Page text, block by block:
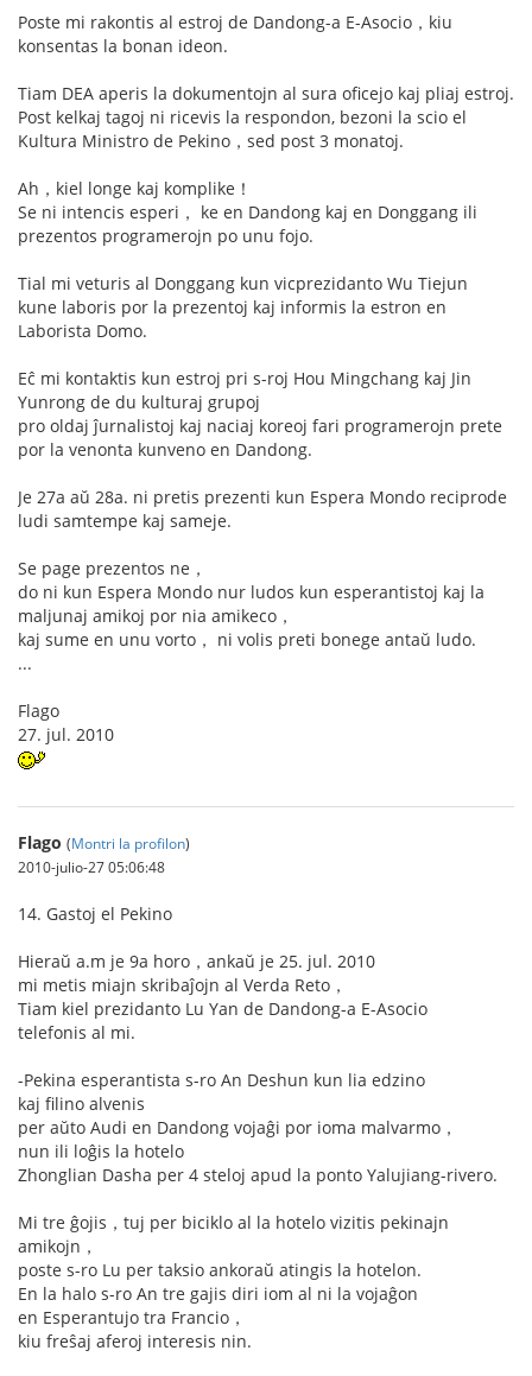
Poste mi rakontis al estroj de Dandong-a E-Asocio，kiu
konsentas la bonan ideon.
Tiam DEA aperis la dokumentojn al sura oficejo kaj pliaj estroj.
Post kelkaj tagoj ni ricevis la respondon, bezoni la scio el
Kultura Ministro de Pekino，sed post 3 monatoj.
Ah，kiel longe kaj komplike！
Se ni intencis esperi， ke en Dandong kaj en Donggang ili
prezentos programerojn po unu fojo.
Tial mi veturis al Donggang kun vicprezidanto Wu Tiejun
kune laboris por la prezentoj kaj informis la estron en
Laborista Domo.
Eĉ mi kontaktis kun estroj pri s-roj Hou Mingchang kaj Jin
Yunrong de du kulturaj grupoj
pro oldaj ĵurnalistoj kaj naciaj koreoj fari programerojn prete
por la venonta kunveno en Dandong.
Je 27a aŭ 28a. ni pretis prezenti kun Espera Mondo reciprode
ludi samtempe kaj sameje.
Se page prezentos ne，
do ni kun Espera Mondo nur ludos kun esperantistoj kaj la
maljunaj amikoj por nia amikeco，
kaj sume en unu vorto， ni volis preti bonege antaŭ ludo.
...
Flago
27. jul. 2010
Flago (Montri la profilon)
2010-julio-27 05:06:48
14. Gastoj el Pekino
Hieraŭ a.m je 9a horo，ankaŭ je 25. jul. 2010
mi metis miajn skribaĵojn al Verda Reto，
Tiam kiel prezidanto Lu Yan de Dandong-a E-Asocio
telefonis al mi.
-Pekina esperantista s-ro An Deshun kun lia edzino
kaj filino alvenis
per aŭto Audi en Dandong vojaĝi por ioma malvarmo，
nun ili loĝis la hotelo
Zhonglian Dasha per 4 steloj apud la ponto Yalujiang-rivero.
Mi tre ĝojis，tuj per biciklo al la hotelo vizitis pekinajn
amikojn，
poste s-ro Lu per taksio ankoraŭ atingis la hotelon.
En la halo s-ro An tre gajis diri iom al ni la vojaĝon
en Esperantujo tra Francio，
kiu freŝaj aferoj interesis nin.